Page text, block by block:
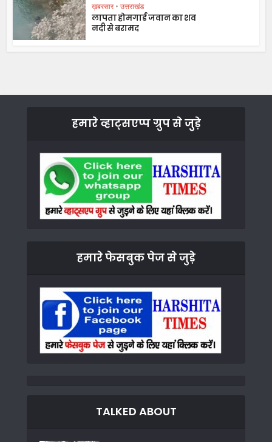
ख़बरसार • उत्तराखंड
लापता होमगार्ड जवान का शव
नदी से बरामद
हमारे व्हाट्सएप्प ग्रुप से जुड़े
हमारे फेसबुक पेज से जुड़े
TALKED ABOUT